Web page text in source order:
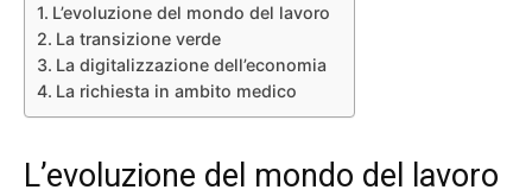
L’evoluzione del mondo del lavoro
La transizione verde
La digitalizzazione dell’economia
La richiesta in ambito medico
L’evoluzione del mondo del lavoro